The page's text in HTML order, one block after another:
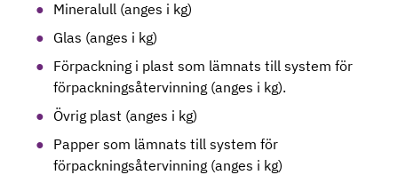
Mineralull (anges i kg)
Glas (anges i kg)
Förpackning i plast som lämnats till system för
förpackningsåtervinning (anges i kg).
Övrig plast (anges i kg)
Papper som lämnats till system för
förpackningsåtervinning (anges i kg)